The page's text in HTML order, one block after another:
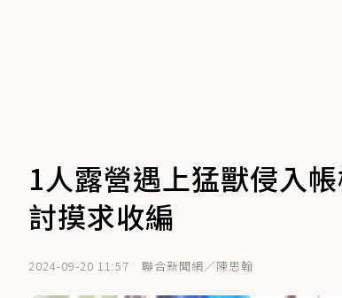
1人露營遇上猛獸侵入
討摸求收編
2024-09-20 11:57 聯合新聞網／陳思翰